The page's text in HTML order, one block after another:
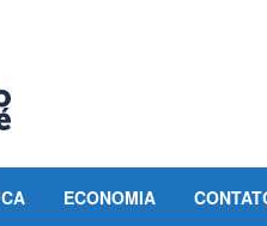
ECONOMIA